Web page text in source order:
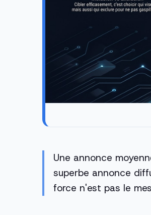
Une annonce
superbe annonce
force n'est pas le